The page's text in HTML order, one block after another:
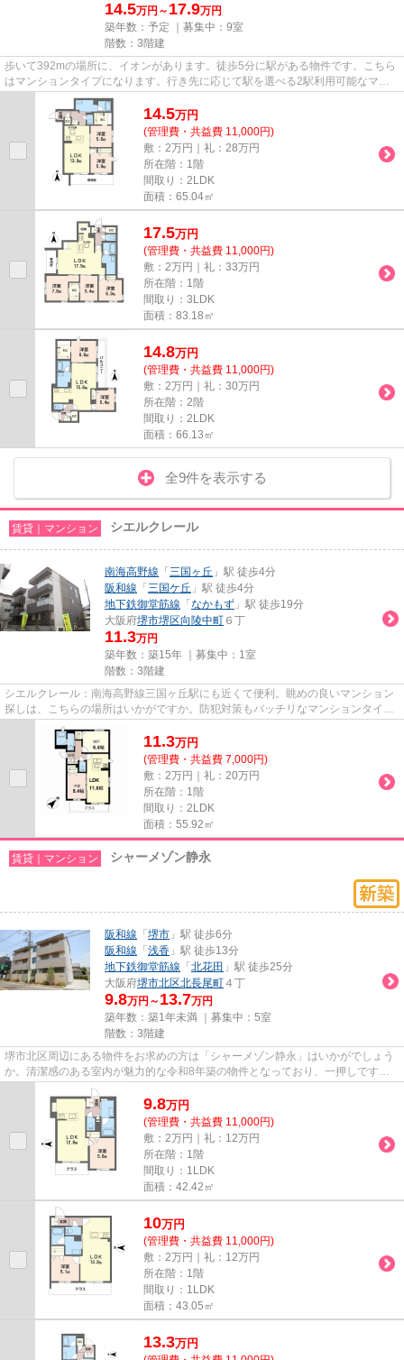
14.5万円～ 17.9万円
築年数：予定 ｜募集中： 9室
階数：3階建
歩いて392mの場所に、イオンがあります。徒歩5分に駅がある物件です。こちら
はマンションタイプになります。行き先に応じて駅を選べる2駅利用可能なマン
ションです。できるだけ早めに...
14.5万円
(管理費・共益費 11,000円)
敷：2万円｜礼：28万円
所在階：1階
間取り：2LDK
面積：65.04㎡
17.5万円
(管理費・共益費 11,000円)
敷：2万円｜礼：33万円
所在階：1階
間取り：3LDK
面積：83.18㎡
14.8万円
(管理費・共益費 11,000円)
敷：2万円｜礼：30万円
所在階：2階
間取り：2LDK
面積：66.13㎡
全9件を表示する
賃貸｜マンション シエルクレール
南海高野線 「 三国ヶ丘 」駅 徒歩4分
阪和線 「 三国ケ丘 」駅 徒歩4分
地下鉄御堂筋線 「 なかもず 」駅 徒歩19分
大阪府堺市堺区向陵中町 ６丁
11.3万円
築年数：築15年 ｜募集中： 1室
階数：3階建
シエルクレール：南海高野線三国ヶ丘駅にも近くて便利。眺めの良いマンション
探しは、こちらの場所はいかがですか。防犯対策もバッチリなマンションタイプ
の物件です。敷地内にゴミ置...
11.3万円
(管理費・共益費 7,000円)
敷：2万円｜礼：20万円
所在階：1階
間取り：2LDK
面積：55.92㎡
賃貸｜マンション シャーメゾン静永
阪和線 「 堺市 」駅 徒歩6分
阪和線 「 浅香 」駅 徒歩13分
地下鉄御堂筋線 「 北花田 」駅 徒歩25分
大阪府堺市北区北長尾町 ４丁
9.8万円～ 13.7万円
築年数：築1年未満 ｜募集中： 5室
階数：3階建
堺市北区周辺にある物件をお求めの方は「シャーメゾン静永」はいかがでしょう
か。清潔感のある室内が魅力的な令和8年築の物件となっており、一押しです。
あると使い勝手がよく利便性が...
9.8万円
(管理費・共益費 11,000円)
敷：2万円｜礼：12万円
所在階：1階
間取り：1LDK
面積：42.42㎡
10万円
(管理費・共益費 11,000円)
敷：2万円｜礼：12万円
所在階：1階
間取り：1LDK
面積：43.05㎡
13.3万円